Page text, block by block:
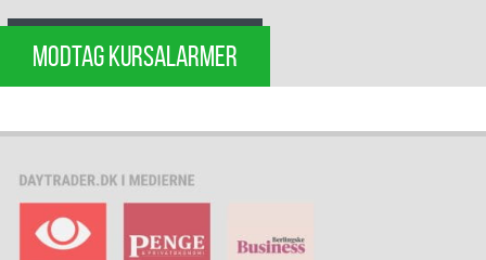
MODTAG KURSALARMER